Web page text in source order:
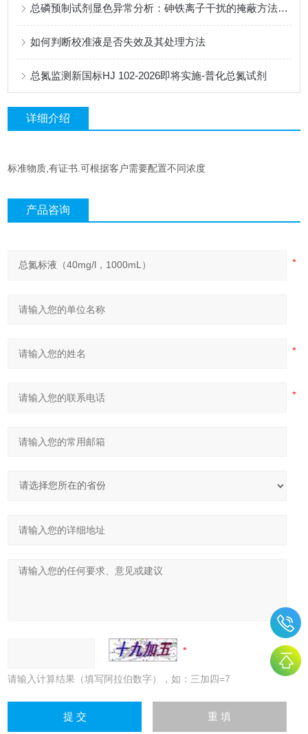
总磷预制试剂显色异常分析：砷铁离子干扰的掩蔽方法与质控样验证
如何判断校准液是否失效及其处理方法
总氮监测新国标HJ 102-2026即将实施-普化总氮试剂
详细介绍
标准物质,有证书.可根据客户需要配置不同浓度
产品咨询
请输入计算结果（填写阿拉伯数字），如：三加四=7